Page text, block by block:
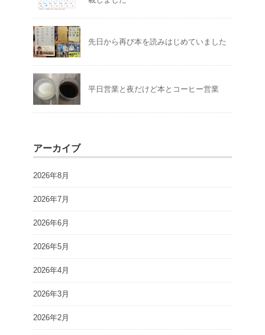
先日から再び本を読みはじめていました
平日営業と夜だけど本とコーヒー営業
アーカイブ
2026年8月
2026年7月
2026年6月
2026年5月
2026年4月
2026年3月
2026年2月